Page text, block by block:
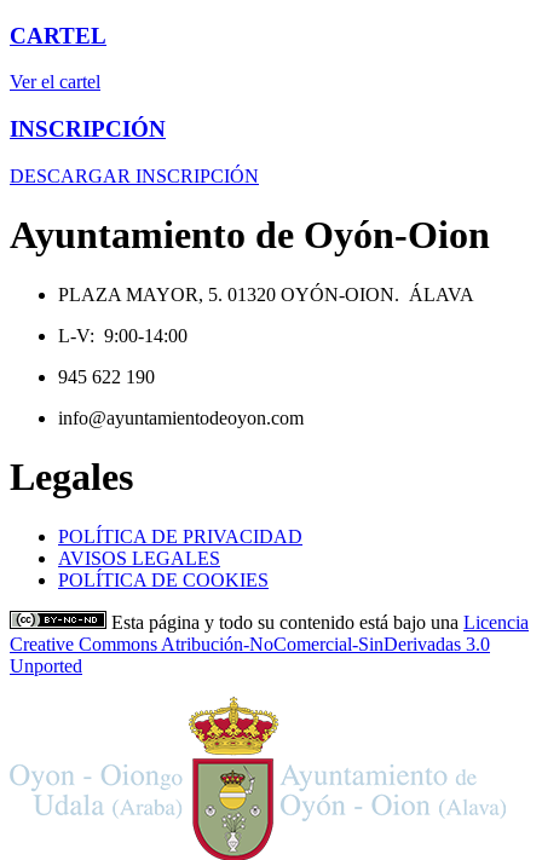
CARTEL
Ver el cartel
INSCRIPCIÓN
DESCARGAR INSCRIPCIÓN
Ayuntamiento de Oyón-Oion
PLAZA MAYOR, 5. 01320 OYÓN-OION. ÁLAVA
L-V: 9:00-14:00
945 622 190
info@ayuntamientodeoyon.com
Legales
POLÍTICA DE PRIVACIDAD
AVISOS LEGALES
POLÍTICA DE COOKIES
Esta página y todo su contenido está bajo una Licencia
Creative Commons Atribución-NoComercial-SinDerivadas 3.0
Unported